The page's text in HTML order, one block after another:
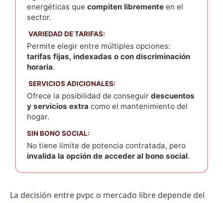
energéticas que compiten libremente en el
sector.
️ VARIEDAD DE TARIFAS:
Permite elegir entre múltiples opciones:
tarifas fijas, indexadas o con discriminación
horaria.
️ SERVICIOS ADICIONALES:
Ofrece la posibilidad de conseguir descuentos
y servicios extra como el mantenimiento del
hogar.
SIN BONO SOCIAL:
No tiene límite de potencia contratada, pero
invalida la opción de acceder al bono social.
La decisión entre pvpc o mercado libre depende del